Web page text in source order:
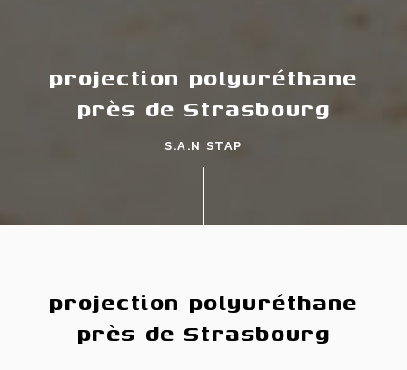
projection polyuréthane
près de Strasbourg
S.A.N STAP
projection polyuréthane
près de Strasbourg